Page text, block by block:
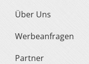
Über Uns
Werbeanfragen
Partner